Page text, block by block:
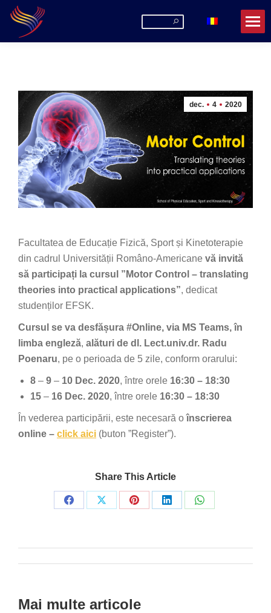
Search:
dec. 4 2020
Facultatea de Educație Fizică, Sport și Kinetoterapie
din cadrul Universității Româno-Americane vă invită
să participați la cursul ”Motor Control – translating
theories into practical applications”, dedicat
studenților EFSK.
Cursul se va desfășura #Online, via MS Teams, în
limba engleză, alături de dl. Lect.univ.dr. Radu
Poenaru, pe o perioada de 5 zile, conform orarului:
8 – 9 – 10 Dec. 2020, între orele 16:30 – 18:30
15 – 16 Dec. 2020, între orele 16:30 – 18:30
În vederea participării, este necesară oînscrierea
online – click aici (buton ”Register”).
Share This Article
Share
Share
Share
Share
Share
Post
Mai multe articole